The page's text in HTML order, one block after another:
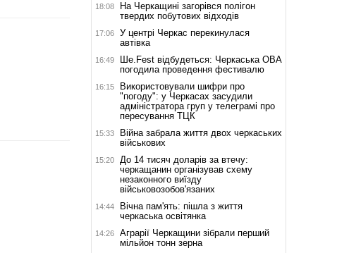
18:08
На Черкащині загорівся полігон
твердих побутових відходів
17:06
У центрі Черкас перекинулася
автівка
16:49
Ше.Fest відбудеться: Черкаська ОВА
погодила проведення фестивалю
16:15
Використовували шифри про
"погоду": у Черкасах засудили
адміністратора груп у телеграмі про
пересування ТЦК
15:33
Війна забрала життя двох черкаських
військових
15:20
До 14 тисяч доларів за втечу:
черкащанин організував схему
незаконного виїзду
військовозобов'язаних
14:44
Вічна пам'ять: пішла з життя
черкаська освітянка
14:26
Аграрії Черкащини зібрали перший
мільйон тонн зерна